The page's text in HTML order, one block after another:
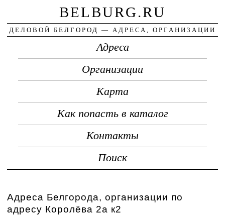
BELBURG.RU
ДЕЛОВОЙ БЕЛГОРОД — АДРЕСА, ОРГАНИЗАЦИИ
Адреса
Организации
Карта
Как попасть в каталог
Контакты
Поиск
Адреса Белгорода, организации по
адресу Королёва 2а к2